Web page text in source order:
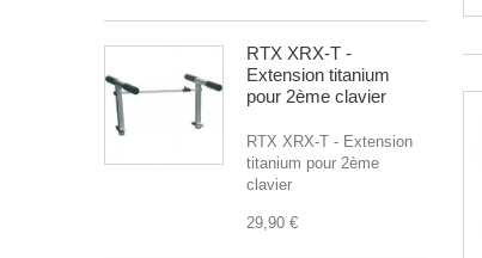
RTX XRX-T -
Extension titanium
pour 2ème clavier
RTX XRX-T - Extension
titanium pour 2ème
clavier
29,90 €